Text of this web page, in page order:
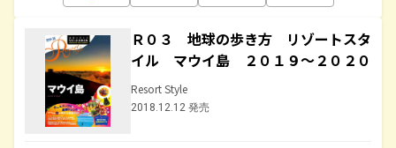
Ｒ０３ 地球の歩き方 リゾートスタ
イル マウイ島 ２０１９～２０２０
Resort Style
2018.12.12 発売